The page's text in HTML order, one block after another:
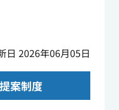
日 2026年06月05日
案制度